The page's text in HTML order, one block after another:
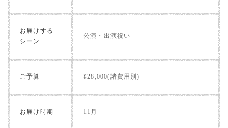
お届けする
シーン
公演・出演祝い
ご予算 ¥28,000(諸費用別)
お届け時期 11月